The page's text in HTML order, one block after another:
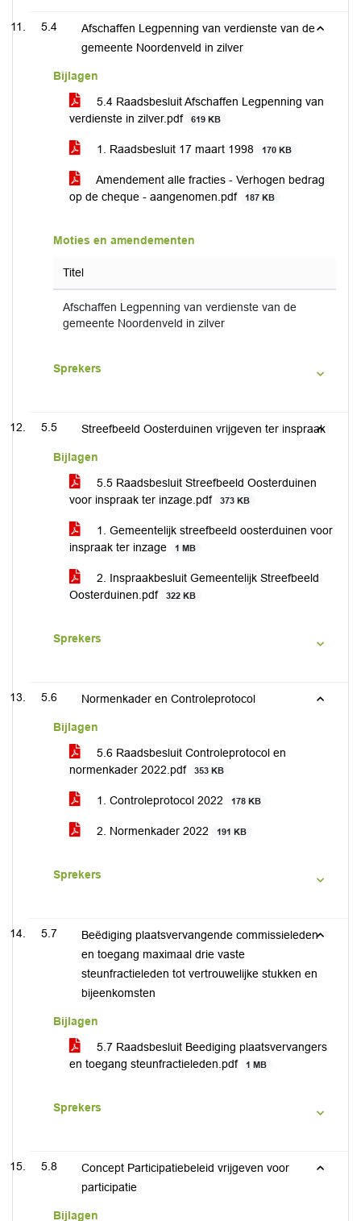
5.4
Afschaffen Legpenning van verdienste van de
gemeente Noordenveld in zilver
Bijlagen
5.4 Raadsbesluit Afschaffen Legpenning van
verdienste in zilver.pdf
619 KB
1. Raadsbesluit 17 maart 1998 170 KB
Amendement alle fracties - Verhogen bedrag
op de cheque - aangenomen.pdf
187 KB
Moties en amendementen
Titel
Afschaffen Legpenning van verdienste van de
gemeente Noordenveld in zilver
Sprekers
5.5 Streefbeeld Oosterduinen vrijgeven ter inspraak
Bijlagen
5.5 Raadsbesluit Streefbeeld Oosterduinen
voor inspraak ter inzage.pdf
373 KB
1. Gemeentelijk streefbeeld oosterduinen voor
inspraak ter inzage
1 MB
2. Inspraakbesluit Gemeentelijk Streefbeeld
Oosterduinen.pdf
322 KB
Sprekers
5.6 Normenkader en Controleprotocol
Bijlagen
5.6 Raadsbesluit Controleprotocol en
normenkader 2022.pdf
353 KB
1. Controleprotocol 2022 178 KB
2. Normenkader 2022 191 KB
Sprekers
5.7
Beëdiging plaatsvervangende commissieleden
en toegang maximaal drie vaste
steunfractieleden tot vertrouwelijke stukken en
bijeenkomsten
Bijlagen
5.7 Raadsbesluit Beediging plaatsvervangers
en toegang steunfractieleden.pdf
1 MB
Sprekers
5.8
Concept Participatiebeleid vrijgeven voor
participatie
Bijlagen